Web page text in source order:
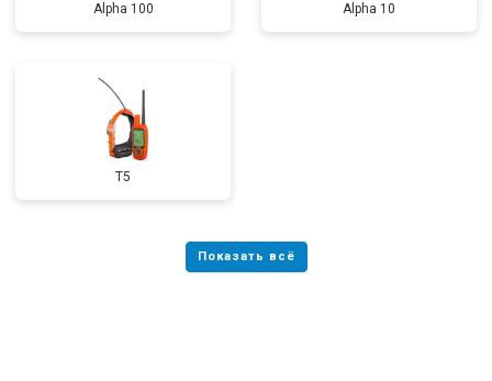
Alpha 100 Alpha 10
T5